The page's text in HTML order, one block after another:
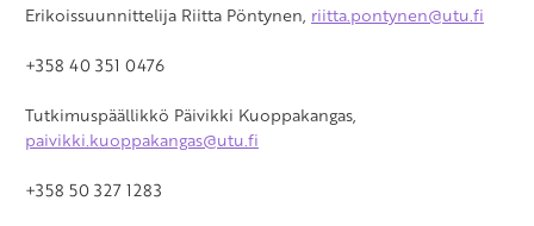
Erikoissuunnittelija Riitta Pöntynen, riitta.pontynen@utu.fi
+358 40 351 0476
Tutkimuspäällikkö Päivikki Kuoppakangas,
paivikki.kuoppakangas@utu.fi
+358 50 327 1283